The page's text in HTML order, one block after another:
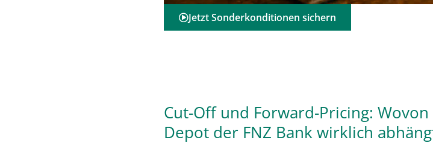
Jetzt Sonderkonditionen sichern
Cut-Off und Forward-Pricing:
Depot der FNZ Bank wirklich